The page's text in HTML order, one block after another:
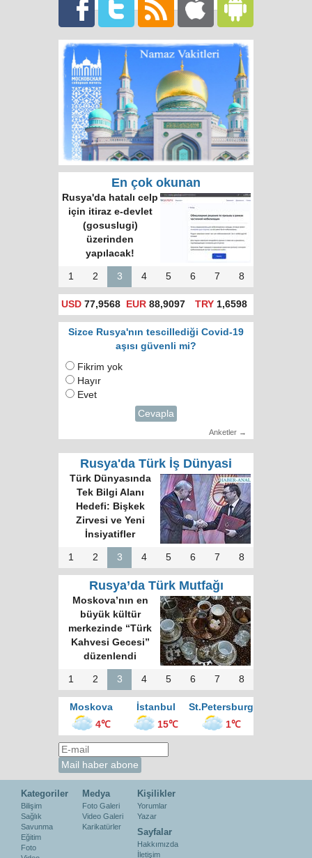
En çok okunan
Rusya'da hatalı celp
için itiraz e-devlet
(gosuslugi)
üzerinden
yapılacak!
1 2 3 4 5 6 7 8
USD 77,9568 EUR 88,9097 TRY1,6598
Sizce Rusya'nın tescillediği Covid-19
aşısı güvenli mi?
Fikrim yok
Hayır
Evet
Cevapla
Anketler →
Rusya'da Türk İş Dünyasi
Türk Dünyasında
Tek Bilgi Alanı
Hedefi: Bişkek
Zirvesi ve Yeni
İnsiyatifler
1 2 3 4 5 6 7 8
Rusya’da Türk Mutfağı
Moskova’nın en
büyük kültür
merkezinde “Türk
Kahvesi Gecesi”
düzenlendi
1 2 3 4 5 6 7 8
Moskova İstanbul
St.Petersburg
4℃
15℃ 1℃
Kategoriler
Bilişim
Sağlık
Savunma
Eğitim
Foto
Medya
Foto Galeri
Video Galeri
Karikatürler
Kişilikler
Yorumlar
Yazar
Sayfalar
Hakkımızda
İletişim